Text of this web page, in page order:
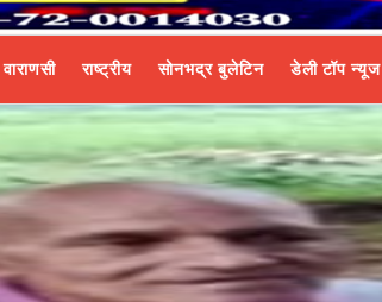
वाराणसी राष्ट्रीय सोनभद्र बुलेटिन डेली टॉप न्यूज